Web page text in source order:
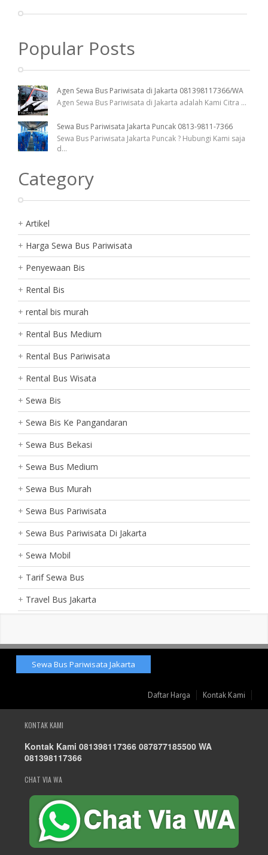
Popular Posts
Agen Sewa Bus Pariwisata di Jakarta 081398117366/WA
Agen Sewa Bus Pariwisata di Jakarta adalah Kami Citra ...
Sewa Bus Pariwisata Jakarta Puncak 0813-9811-7366
Sewa Bus Pariwisata Jakarta Puncak ? Hubungi Kami saja
d...
Category
Artikel
Harga Sewa Bus Pariwisata
Penyewaan Bis
Rental Bis
rental bis murah
Rental Bus Medium
Rental Bus Pariwisata
Rental Bus Wisata
Sewa Bis
Sewa Bis Ke Pangandaran
Sewa Bus Bekasi
Sewa Bus Medium
Sewa Bus Murah
Sewa Bus Pariwisata
Sewa Bus Pariwisata Di Jakarta
Sewa Mobil
Tarif Sewa Bus
Travel Bus Jakarta
Sewa Bus Pariwisata Jakarta
Daftar Harga Kontak Kami
KONTAK KAMI
Kontak Kami 081398117366 087877185500 WA
081398117366
CHAT VIA WA